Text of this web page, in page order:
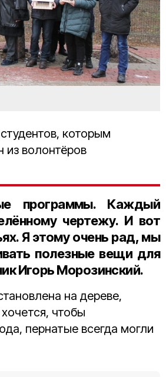
которым
из волонтёров
программы. Каждый
чертежу. И вот
Я этому очень рад, мы
полезные вещи для
Игорь Морозинский.
на дереве,
чтобы
пернатые всегда могли